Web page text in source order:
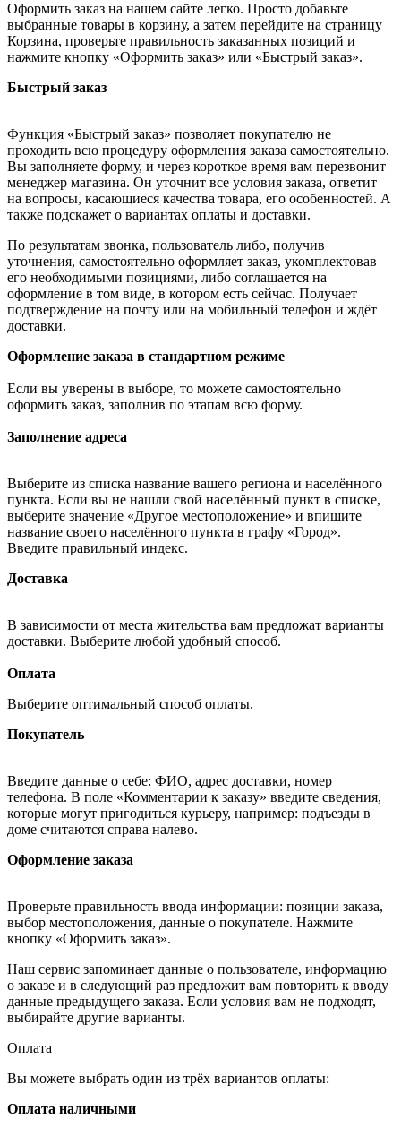
Оформить заказ на нашем сайте легко. Просто добавьте
выбранные товары в корзину, а затем перейдите на страницу
Корзина, проверьте правильность заказанных позиций и
нажмите кнопку «Оформить заказ» или «Быстрый заказ».
Быстрый заказ
Функция «Быстрый заказ» позволяет покупателю не
проходить всю процедуру оформления заказа самостоятельно.
Вы заполняете форму, и через короткое время вам перезвонит
менеджер магазина. Он уточнит все условия заказа, ответит
на вопросы, касающиеся качества товара, его особенностей. А
также подскажет о вариантах оплаты и доставки.
По результатам звонка, пользователь либо, получив
уточнения, самостоятельно оформляет заказ, укомплектовав
его необходимыми позициями, либо соглашается на
оформление в том виде, в котором есть сейчас. Получает
подтверждение на почту или на мобильный телефон и ждёт
доставки.
Оформление заказа в стандартном режиме
Если вы уверены в выборе, то можете самостоятельно
оформить заказ, заполнив по этапам всю форму.
Заполнение адреса
Выберите из списка название вашего региона и населённого
пункта. Если вы не нашли свой населённый пункт в списке,
выберите значение «Другое местоположение» и впишите
название своего населённого пункта в графу «Город».
Введите правильный индекс.
Доставка
В зависимости от места жительства вам предложат варианты
доставки. Выберите любой удобный способ.
Оплата
Выберите оптимальный способ оплаты.
Покупатель
Введите данные о себе: ФИО, адрес доставки, номер
телефона. В поле «Комментарии к заказу» введите сведения,
которые могут пригодиться курьеру, например: подъезды в
доме считаются справа налево.
Оформление заказа
Проверьте правильность ввода информации: позиции заказа,
выбор местоположения, данные о покупателе. Нажмите
кнопку «Оформить заказ».
Наш сервис запоминает данные о пользователе, информацию
о заказе и в следующий раз предложит вам повторить к вводу
данные предыдущего заказа. Если условия вам не подходят,
выбирайте другие варианты.
Оплата
Вы можете выбрать один из трёх вариантов оплаты:
Оплата наличными